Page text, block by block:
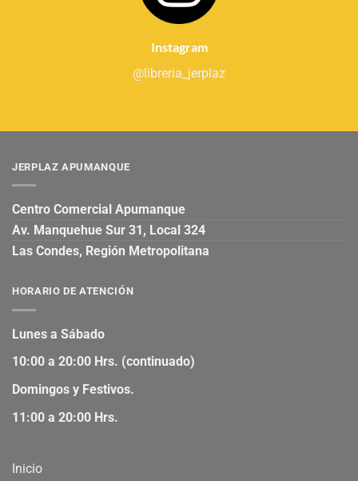
Instagram
@libreria_jerplaz
JERPLAZ APUMANQUE
Centro Comercial Apumanque
Av. Manquehue Sur 31, Local 324
Las Condes, Región Metropolitana
HORARIO DE ATENCIÓN
Lunes a Sábado
10:00 a 20:00 Hrs. (continuado)
Domingos y Festivos.
11:00 a 20:00 Hrs.
Inicio